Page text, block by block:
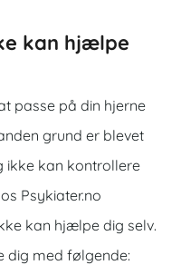
kan hjælpe
passe på din hjerne
grund er blevet
kan kontrollere
Psykiater.no
kan hjælpe dig selv.
dig med følgende: